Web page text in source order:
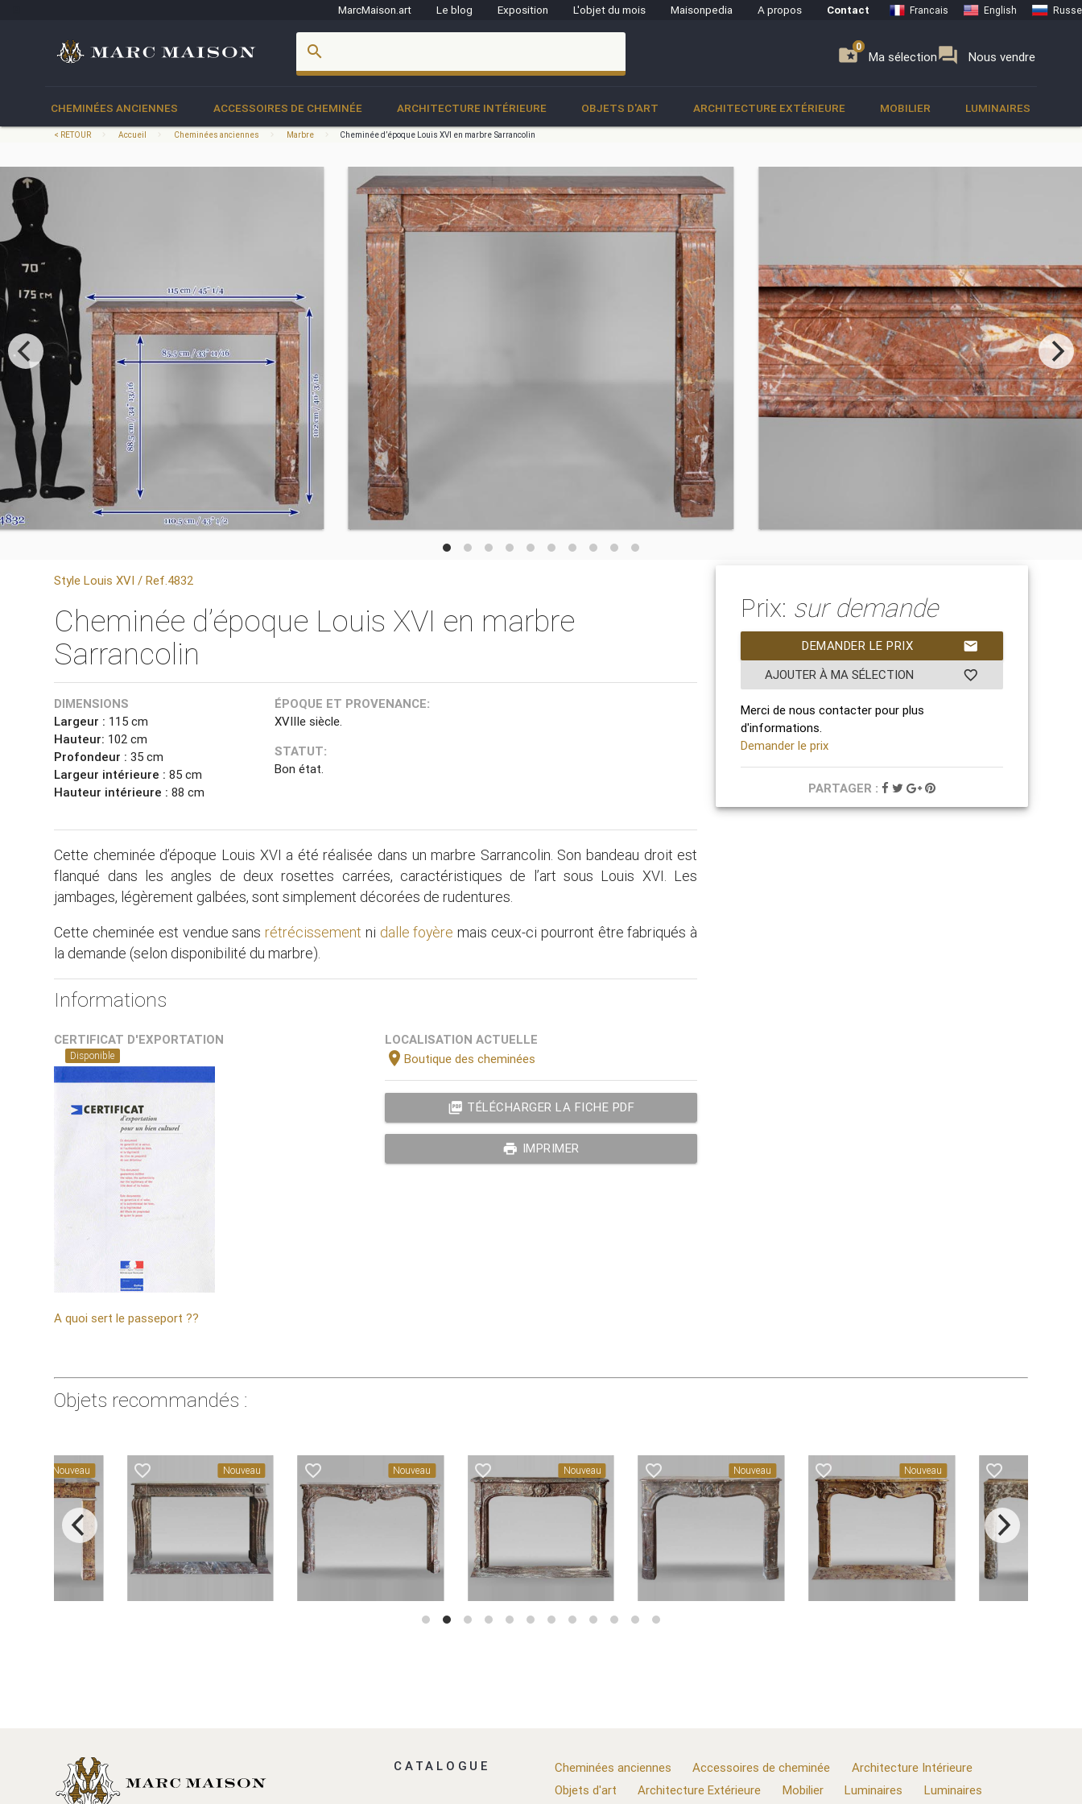
MarcMaison.art Le blog Exposition L'objet du mois Maisonpedia A propos Contact Francais English Russe
search folder_special Ma sélection
0 forum Nous vendre
0
CHEMINÉES ANCIENNES ACCESSOIRES DE CHEMINÉE ARCHITECTURE INTÉRIEURE OBJETS D'ART ARCHITECTURE EXTÉRIEURE MOBILIER LUMINAIRES
< RETOUR Accueil Cheminées anciennes Marbre Cheminée d’époque Louis XVI en marbre Sarrancolin
Style Louis XVI / Ref.4832
Cheminée d’époque Louis XVI en marbre
Sarrancolin
DIMENSIONS
Largeur : 115 cm
Hauteur: 102 cm
Profondeur : 35 cm
Largeur intérieure :85 cm
Hauteur intérieure :88 cm
ÉPOQUE ET PROVENANCE:
XVIIIe siècle.
STATUT:
Bon état.
Cette cheminée d’époque Louis XVI a été réalisée dans un marbre Sarrancolin. Son bandeau droit est
flanqué dans les angles de deux rosettes carrées, caractéristiques de l’art sous Louis XVI. Les
jambages, légèrement galbées, sont simplement décorées de rudentures.
Cette cheminée est vendue sans rétrécissement ni dalle foyère mais ceux-ci pourront être fabriqués à
la demande (selon disponibilité du marbre).
Informations
CERTIFICAT D'EXPORTATION
Disponible
A quoi sert le passeport ??
LOCALISATION ACTUELLE
location_on Boutique des cheminées
picture_as_pdf TÉLÉCHARGER LA FICHE PDF
print IMPRIMER
Prix: sur demande
mail
DEMANDER LE PRIX
favorite_border
AJOUTER À MA SÉLECTION
Merci de nous contacter pour plus
d'informations.
Demander le prix
PARTAGER :
Objets recommandés :
favorite_border Nouveau favorite_border Nouveau favorite_border Nouveau favorite_border Nouveau favorite_border
Nouveau favorite_border Nouveau
CATALOGUE Cheminées anciennes Accessoires de cheminée
Architecture Intérieure
Objets d'art
Architecture Extérieure Mobilier Luminaires
Luminaires